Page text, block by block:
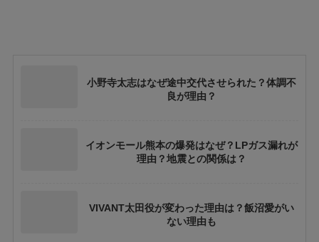
小野寺太志はなぜ途中交代させられた？体調不
良が理由？
イオンモール熊本の爆発はなぜ？LPガス漏れが
理由？地震との関係は？
VIVANT太田役が変わった理由は？飯沼愛がい
ない理由も